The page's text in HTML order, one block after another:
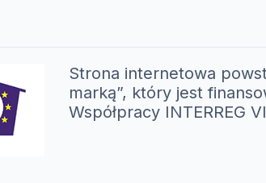
Strona internetowa
marką”, który jest
Współpracy INTERREG